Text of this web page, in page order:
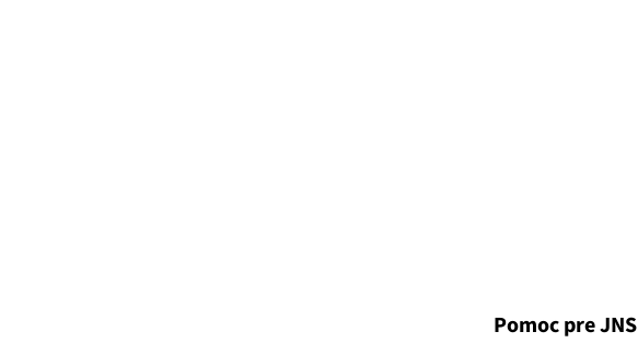
Pomoc pre JNS